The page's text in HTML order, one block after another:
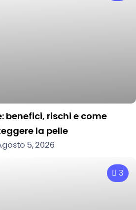
benefici, rischi e come
la pelle
5, 2026
3